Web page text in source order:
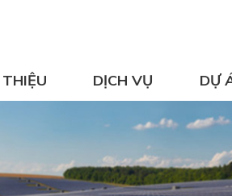
DỊCH VỤ DỰ